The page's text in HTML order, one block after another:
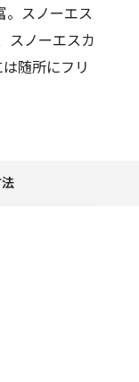
。スノーエス
スノーエスカ
随所にフリ